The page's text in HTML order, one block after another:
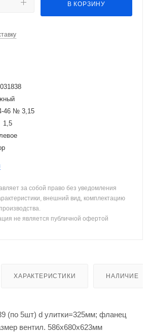
В КОРЗИНУ
46 № 3,15
1,5
за собой право без уведомления
внешний вид, комплектацию
не является публичной офертой
ХАРАКТЕРИСТИКИ НАЛИЧИЕ
(по 5шт) d улитки=325мм; фланец
вентил. 586х680х623мм